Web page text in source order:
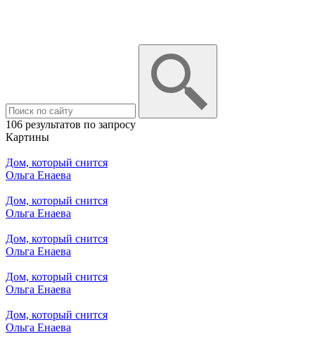
106 результатов по запросу
Картины
Дом, который снится
Ольга Енаева
Дом, который снится
Ольга Енаева
Дом, который снится
Ольга Енаева
Дом, который снится
Ольга Енаева
Дом, который снится
Ольга Енаева